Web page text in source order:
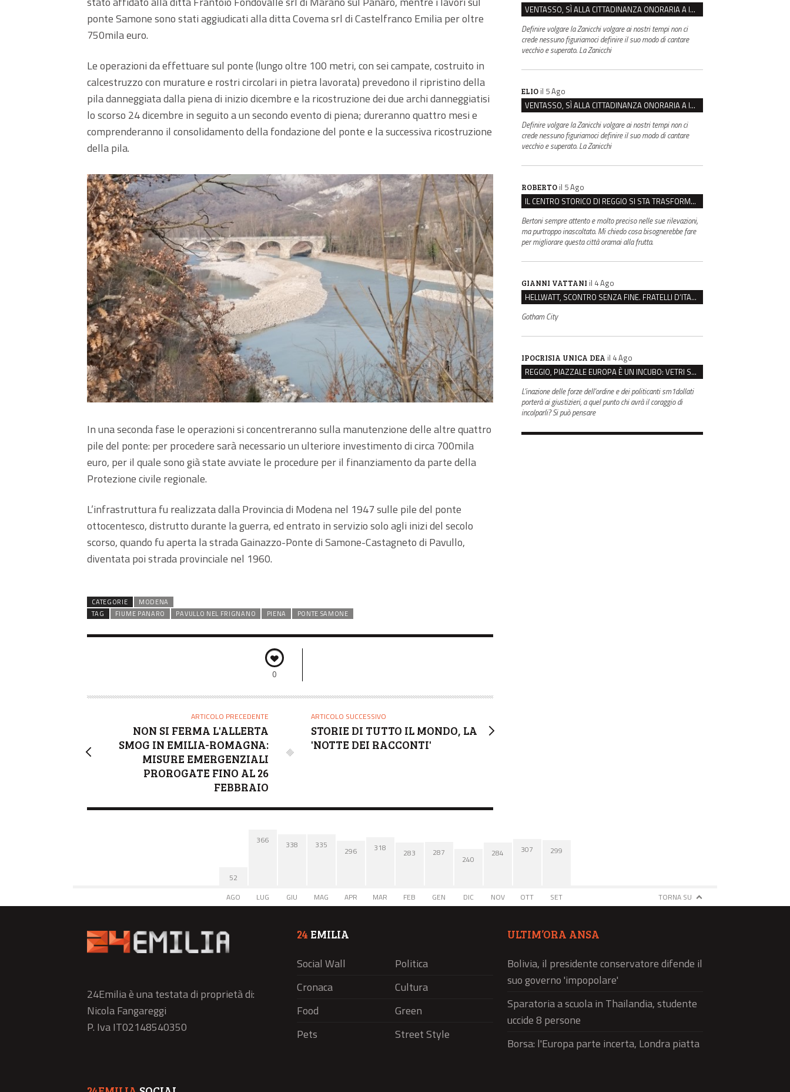
ponte Samone sono stati aggiudicati alla ditta Covema srl di Castelfranco Emilia per oltre
750mila euro.
Le operazioni da effettuare sul ponte (lungo oltre 100 metri, con sei campate, costruito in
calcestruzzo con murature e rostri circolari in pietra lavorata) prevedono il ripristino della
pila danneggiata dalla piena di inizio dicembre e la ricostruzione dei due archi danneggiatisi
lo scorso 24 dicembre in seguito a un secondo evento di piena; dureranno quattro mesi e
comprenderanno il consolidamento della fondazione del ponte e la successiva ricostruzione
della pila.
In una seconda fase le operazioni si concentreranno sulla manutenzione delle altre quattro
pile del ponte: per procedere sarà necessario un ulteriore investimento di circa 700mila
euro, per il quale sono già state avviate le procedure per il finanziamento da parte della
Protezione civile regionale.
L’infrastruttura fu realizzata dalla Provincia di Modena nel 1947 sulle pile del ponte
ottocentesco, distrutto durante la guerra, ed entrato in servizio solo agli inizi del secolo
scorso, quando fu aperta la strada Gainazzo-Ponte di Samone-Castagneto di Pavullo,
diventata poi strada provinciale nel 1960.
CATEGORIE
MODENA
TAG
FIUME PANARO PAVULLO NEL FRIGNANO PIENA PONTE SAMONE
0
ARTICOLO PRECEDENTE
NON SI FERMA L'ALLERTA
SMOG IN EMILIA-ROMAGNA:
MISURE EMERGENZIALI
PROROGATE FINO AL 26
FEBBRAIO
ARTICOLO SUCCESSIVO
STORIE DI TUTTO IL MONDO, LA
'NOTTE DEI RACCONTI'
VENTASSO, SÌ ALLA CITTADINANZA ONORARIA A IVA ZANICCHI. MA BARGIACCHI: “È DI PESSIMO GUSTO”
Definire volgare la Zanicchi volgare ai nostri tempi non ci
crede nessuno figuriamoci definire il suo modo di cantare
vecchio e superato. La Zanicchi
ELIO il 5 Ago
VENTASSO, SÌ ALLA CITTADINANZA ONORARIA A IVA ZANICCHI. MA BARGIACCHI: “È DI PESSIMO GUSTO”
Definire volgare la Zanicchi volgare ai nostri tempi non ci
crede nessuno figuriamoci definire il suo modo di cantare
vecchio e superato. La Zanicchi
ROBERTO il 5 Ago
IL CENTRO STORICO DI REGGIO SI STA TRASFORMANDO, E NON IN MEGLIO
Bertoni sempre attento e molto preciso nelle sue rilevazioni,
ma purtroppo inascoltato. Mi chiedo cosa bisognerebbe fare
per migliorare questa città oramai alla frutta.
GIANNI VATTANI il 4 Ago
HELLWATT, SCONTRO SENZA FINE. FRATELLI D’ITALIA: “MILANI PORTA DOCUMENTI, DE FRANCO INSULTI”
Gotham City
IPOCRISIA UNICA DEA il 4 Ago
REGGIO, PIAZZALE EUROPA È UN INCUBO: VETRI SPACCATI E FURTI SULLE AUTO IN SOSTA
L'inazione delle forze dell'ordine e dei politicanti sm1dollati
porterà ai giustizieri, a quel punto chi avrà il coraggio di
incolparli? Si può pensare
52
AGO
366
LUG
338
GIU
335
MAG
296
APR
318
MAR
283
FEB
287
GEN
240
DIC
284
NOV
307
OTT
299
SET TORNA SU
24Emilia è una testata di proprietà di:
Nicola Fangareggi
P. Iva IT02148540350
24 EMILIA
Social Wall
Politica
Cronaca
Cultura
Food
Green
Pets
Street Style
ULTIM’ORA ANSA
Bolivia, il presidente conservatore difende il
suo governo 'impopolare'
Sparatoria a scuola in Thailandia, studente
uccide 8 persone
Borsa: l'Europa parte incerta, Londra piatta